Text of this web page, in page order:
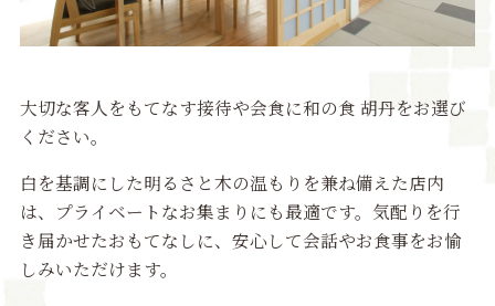
大切な客人をもてなす接待や会食に和の食 胡丹をお選び
ください。
白を基調にした明るさと木の温もりを兼ね備えた店内
は、プライベートなお集まりにも最適です。気配りを行
き届かせたおもてなしに、安心して会話やお食事をお愉
しみいただけます。